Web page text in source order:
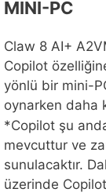
MINI-PC
Claw 8 AI+
Copilot
yönlü bir mini-
oynarken daha
*Copilot şu
mevcuttur ve
sunulacaktır.
üzerinde